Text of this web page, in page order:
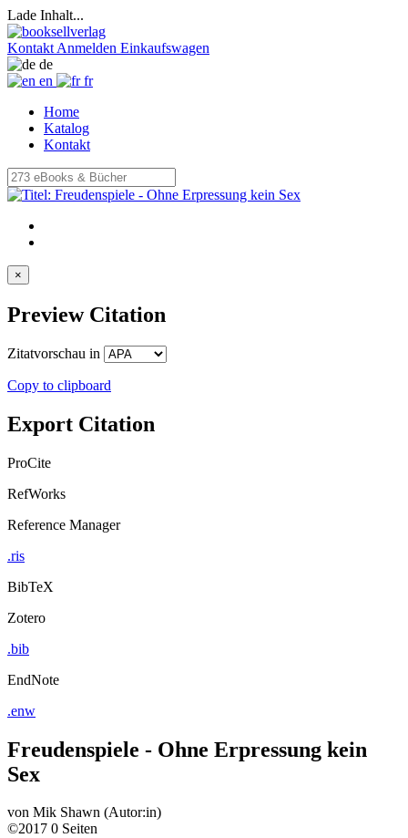
Lade Inhalt...
Kontakt Anmelden Einkaufswagen
de
en
fr
Home
Katalog
Kontakt
×
Preview Citation
Zitatvorschau in
Copy to clipboard
Export Citation
ProCite
RefWorks
Reference Manager
.ris
BibTeX
Zotero
.bib
EndNote
.enw
Freudenspiele - Ohne Erpressung kein
Sex
von Mik Shawn (Autor:in)
©2017 0 Seiten